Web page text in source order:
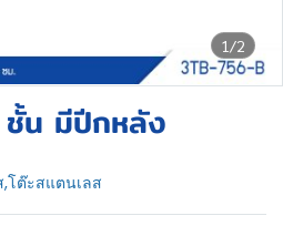
1/2
ชั้น มีปีกหลัง
,โต๊ะสแตนเลส